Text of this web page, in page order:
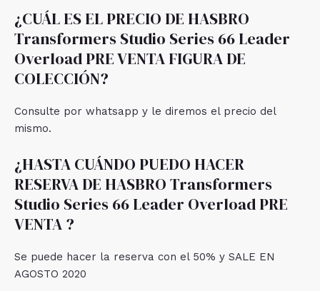
¿CUÁL ES EL PRECIO DE HASBRO
Transformers Studio Series 66 Leader
Overload PRE VENTA FIGURA DE
COLECCIÓN?
Consulte por whatsapp y le diremos el precio del
mismo.
¿HASTA CUÁNDO PUEDO HACER
RESERVA DE HASBRO Transformers
Studio Series 66 Leader Overload PRE
VENTA ?
Se puede hacer la reserva con el 50% y SALE EN
AGOSTO 2020